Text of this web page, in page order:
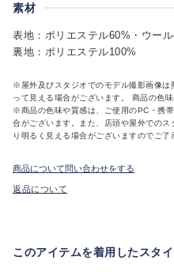
素材
表地：ポリエステル60%・ウー
裏地：ポリエステル100%
※屋外及びスタジオでのモデル撮影画像は
って見える場合がございます。 商品の色
※商品の色味や質感は、ご使用のPC・携
合がございます。また、店頭や屋外での
り明るく見える場合がございますのでご了
商品について問い合わせをする
返品について
このアイテムを着用したスタ